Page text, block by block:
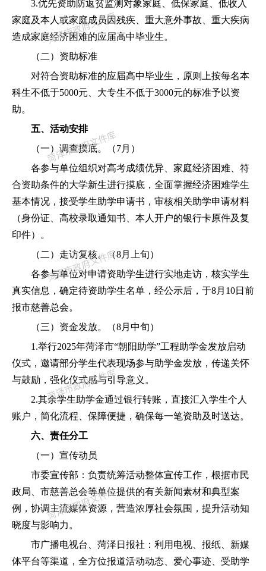
3.优先资助防返贫监测对象家庭、低保家庭、低收入
家庭及本人或家庭成员因残疾、重大意外事故、重大疾病
造成家庭经济困难的应届高中毕业生。
（二） 资助标准
对符合资助标准的应届高中毕业生，原则上按每名本
科生不低于5000元、大专生不低于3000元的标准予以资
助。
五、活动安排
（一）调查摸底。（7月）
各参与单位组织对高考成绩优异、家庭经济困难、符
合资助条件的大学新生进行摸底，全面掌握经济困难学生
基本情况 ，接受学生助学申请书，审核相关助学申请材料
（身份证、 高校录取通知书、本人开户的银行卡原件及复
印件）。
（二）走访复核。（8月上旬）
各参与单位对申请资助学生进行实地走访，核实学生
真实信息 ， 确定待资助学生名单， 经公示后，于8月10日前
报市慈善总会。
（三） 资金发放。（8月中旬）
1.举行2025年菏泽市“朝阳助学”工程助学金发放启动
仪式 ，邀请部分学生代表现场参与助学金发放，传递关怀
与鼓励，强化仪式感与引导意义 。
2.其余学生助学金通过银行转账，直接汇入学生个人
账户，简化流程、保障便捷，确保每一笔资助及时送达。
六、责任分工
（一）宣传动员
市委宣传部：负责统筹活动整体宣传工作，根据市民
政局、市慈善总会等单位提供的有关新闻素材和典型案
例，协调主流媒体资源，营造浓厚社会氛围，提升活动知
晓度与影响力。
市广播电视台、菏泽日报社：利用电视、报纸、新媒
体平台等渠道，全方位报道活动动态、爱心事迹、受助学